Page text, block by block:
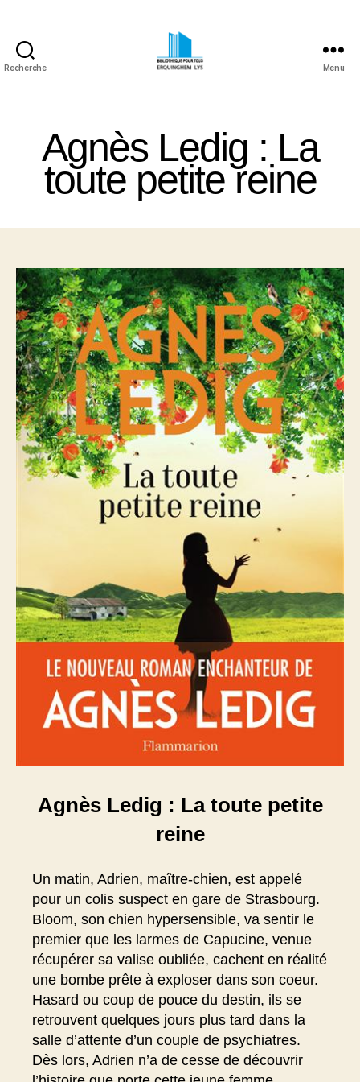
Recherche
Erquinghem
Lys
Menu
Agnès Ledig : La
toute petite reine
Agnès Ledig : La toute petite
reine
Un matin, Adrien, maître-chien, est appelé
pour un colis suspect en gare de Strasbourg.
Bloom, son chien hypersensible, va sentir le
premier que les larmes de Capucine, venue
récupérer sa valise oubliée, cachent en réalité
une bombe prête à exploser dans son coeur.
Hasard ou coup de pouce du destin, ils se
retrouvent quelques jours plus tard dans la
salle d’attente d’un couple de psychiatres.
Dès lors, Adrien n’a de cesse de découvrir